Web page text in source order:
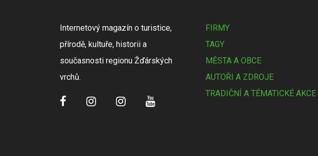
Internetový magazín o turistice,
přírodě, kultuře, historii a
současnosti regionu Žďárských
vrchů.
FIRMY
TAGY
MĚSTA A OBCE
AUTOŘI A ZDROJE
TRADIČNÍ A TÉMATICKÉ AKCE